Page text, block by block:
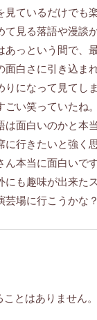
見ているだけでも
て見る落語や漫談
あっという間で、
面白さに引き込ま
りになって見てし
ごい笑っていたね
は面白いのかと本
に行きたいと強く
ん本当に面白いで
にも趣味が出来た
芸場に行こうかな
とはありません。